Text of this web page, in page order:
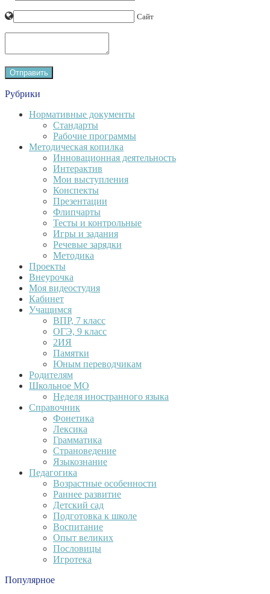
Сайт
Рубрики
Нормативные документы
Стандарты
Рабочие программы
Методическая копилка
Инновационная деятельность
Интерактив
Мои выступления
Конспекты
Презентации
Флипчарты
Тесты и контрольные
Игры и задания
Речевые зарядки
Методика
Проекты
Внеурочка
Моя видеостудия
Кабинет
Учащимся
ВПР, 7 класс
ОГЭ, 9 класс
2ИЯ
Памятки
Юным переводчикам
Родителям
Школьное МО
Неделя иностранного языка
Справочник
Фонетика
Лексика
Грамматика
Страноведение
Языкознание
Педагогика
Возрастные особенности
Раннее развитие
Детский сад
Подготовка к школе
Воспитание
Опыт великих
Пословицы
Игротека
Популярное